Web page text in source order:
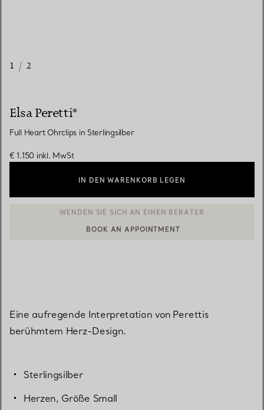
1 / 2
Elsa Peretti®
Full Heart Ohrclips in Sterlingsilber
€ 1.150 inkl. MwSt
IN DEN WARENKORB LEGEN
EINEN KUNDENBERATER KONTAKTIEREN ODER EINEN
Eine aufregende Interpretation von Perettis
berühmtem Herz-Design.
Sterlingsilber
Herzen, Größe Small